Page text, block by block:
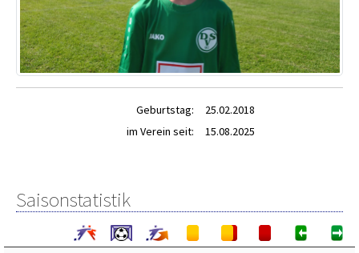
Geburtstag:
25.02.2018
im Verein seit:
15.08.2025
Saisonstatistik